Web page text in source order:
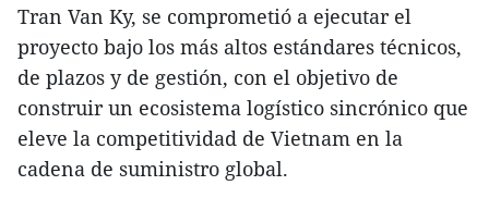
Tran Van Ky, se comprometió a ejecutar el
proyecto bajo los más altos estándares técnicos,
de plazos y de gestión, con el objetivo de
construir un ecosistema logístico sincrónico que
eleve la competitividad de Vietnam en la
cadena de suministro global.